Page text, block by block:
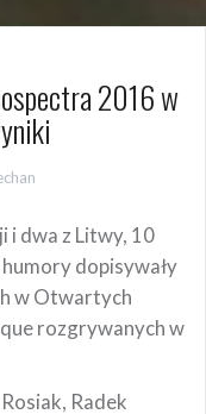
2016 w
i dwa z Litwy, 10
dopisywały
w Otwartych
rozgrywanych w
Radek